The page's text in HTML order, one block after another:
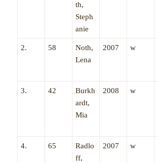
th,
Steph
anie
2. 58
Noth,
Lena
2007 w
3. 42
Burkh
ardt,
Mia
2008 w
4. 65
Radlo
ff,
2007 w